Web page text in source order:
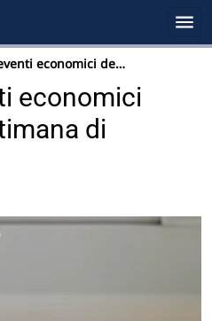
economici de…
economici
di